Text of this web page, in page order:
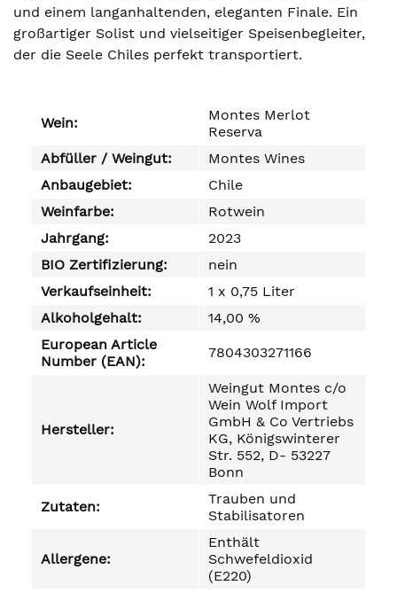
und einem langanhaltenden, eleganten Finale. Ein
großartiger Solist und vielseitiger Speisenbegleiter,
der die Seele Chiles perfekt transportiert.
Wein:
Montes Merlot
Reserva
Abfüller / Weingut:
Montes Wines
Anbaugebiet:
Chile
Weinfarbe:
Rotwein
Jahrgang:
2023
BIO Zertifizierung:
nein
Verkaufseinheit:
1 x 0,75 Liter
Alkoholgehalt:
14,00 %
European Article
Number (EAN):
7804303271166
Hersteller:
Weingut Montes c/o
Wein Wolf Import
GmbH & Co Vertriebs
KG, Königswinterer
Str. 552, D- 53227
Bonn
Zutaten:
Trauben und
Stabilisatoren
Allergene:
Enthält
Schwefeldioxid
(E220)